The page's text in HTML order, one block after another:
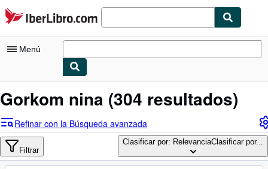
Pasar al contenido principal
IberLibro.com
Menú
Mi cuenta
Cerrar sesión
Búsqueda avanzada
Gorkom nina (304 resultados)
Refinar con la Búsqueda avanzada
Filtrar
Clasificar por: RelevanciaClasificar por...